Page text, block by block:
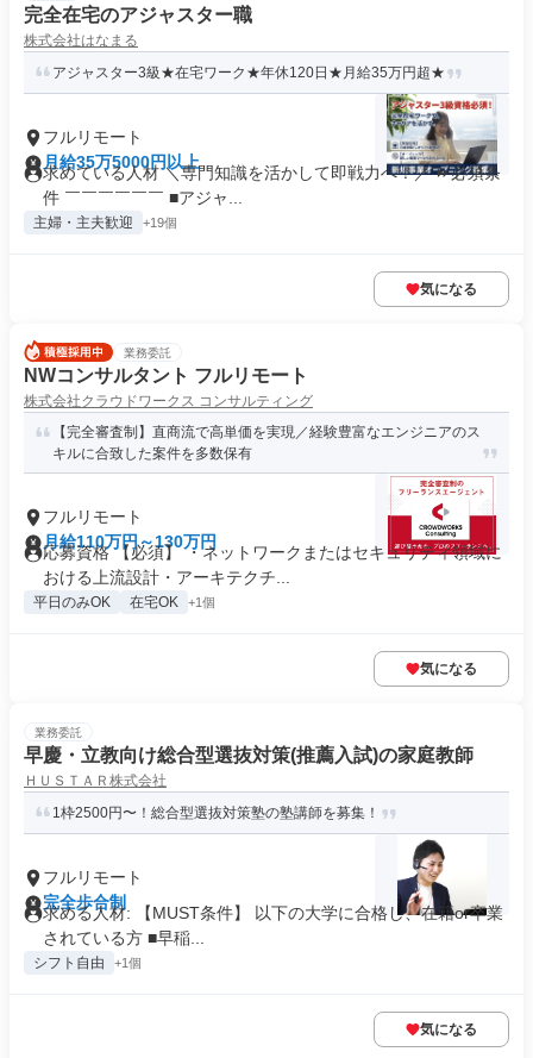
完全在宅のアジャスター職
株式会社はなまる
アジャスター3級★在宅ワーク★年休120日★月給35万円超★
フルリモート
月給35万5000円以上
求めている人材 ＼専門知識を活かして即戦力へ！／ ⏩必須条
件 ￣￣￣￣￣￣ ■アジャ...
主婦・主夫歓迎 +19個
気になる
業務委託
NWコンサルタント フルリモート
株式会社クラウドワークス コンサルティング
【完全審査制】直商流で高単価を実現／経験豊富なエンジニアのス
キルに合致した案件を多数保有
フルリモート
月給110万円～130万円
応募資格 【必須】 ・ネットワークまたはセキュリティ領域に
おける上流設計・アーキテクチ...
平日のみOK 在宅OK +1個
気になる
業務委託
早慶・立教向け総合型選抜対策(推薦入試)の家庭教師
ＨＵＳＴＡＲ株式会社
1枠2500円〜！総合型選抜対策塾の塾講師を募集！
フルリモート
完全歩合制
求める人材: 【MUST条件】 以下の大学に合格し、在籍or卒業
されている方 ■早稲...
シフト自由 +1個
気になる